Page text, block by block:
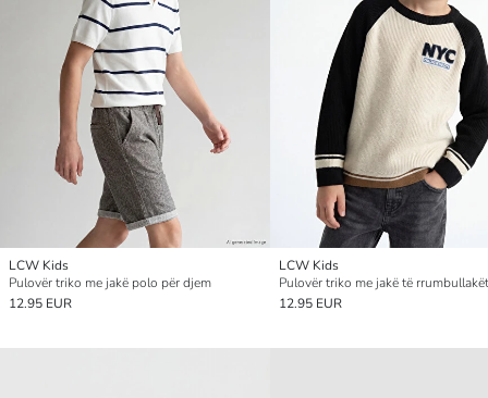
LCW Kids
Pulovër triko me jakë polo për djem
12.95 EUR
LCW Kids
12.95 EUR